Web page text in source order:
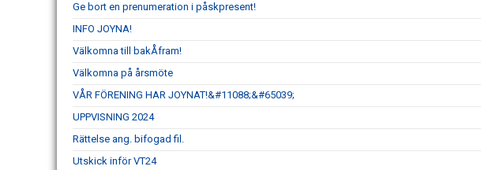
Ge bort en prenumeration i påskpresent!
INFO JOYNA!
Välkomna till bakÅfram!
Välkomna på årsmöte
VÅR FÖRENING HAR JOYNAT!&#11088;&#65039;
UPPVISNING 2024
Rättelse ang. bifogad fil.
Utskick inför VT24